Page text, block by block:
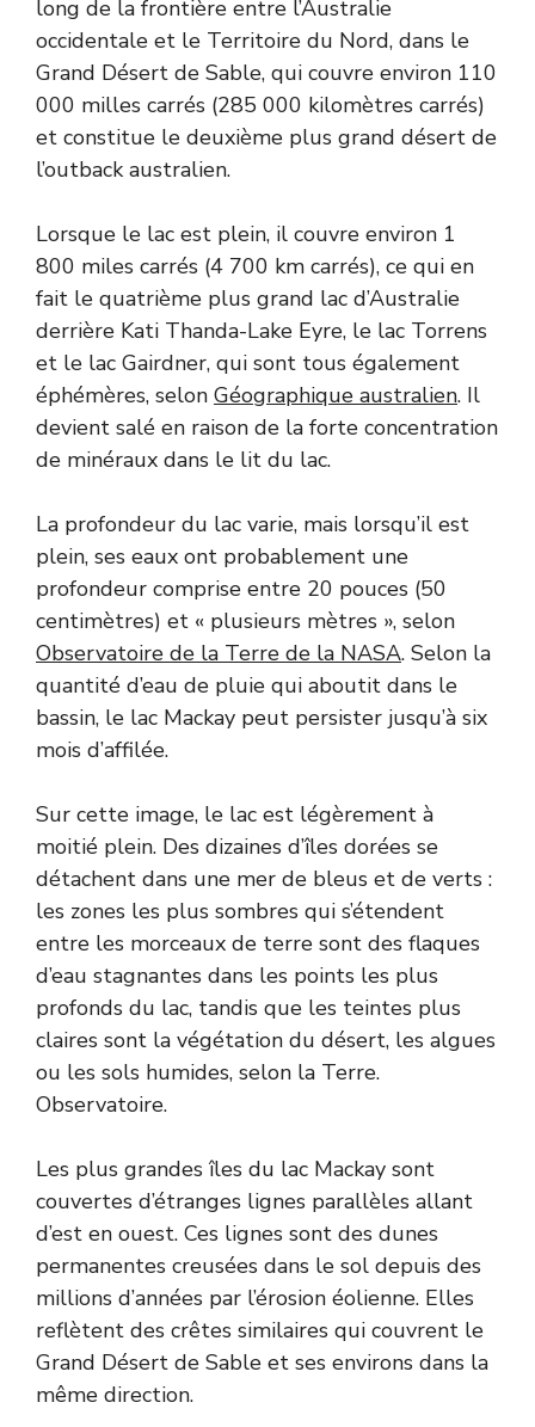
long de la frontière entre l’Australie
occidentale et le Territoire du Nord, dans le
Grand Désert de Sable, qui couvre environ 110
000 milles carrés (285 000 kilomètres carrés)
et constitue le deuxième plus grand désert de
l’outback australien.
Lorsque le lac est plein, il couvre environ 1
800 miles carrés (4 700 km carrés), ce qui en
fait le quatrième plus grand lac d’Australie
derrière Kati Thanda-Lake Eyre, le lac Torrens
et le lac Gairdner, qui sont tous également
éphémères, selon Géographique australien. Il
devient salé en raison de la forte concentration
de minéraux dans le lit du lac.
La profondeur du lac varie, mais lorsqu’il est
plein, ses eaux ont probablement une
profondeur comprise entre 20 pouces (50
centimètres) et « plusieurs mètres », selon
Observatoire de la Terre de la NASA. Selon la
quantité d’eau de pluie qui aboutit dans le
bassin, le lac Mackay peut persister jusqu’à six
mois d’affilée.
Sur cette image, le lac est légèrement à
moitié plein. Des dizaines d’îles dorées se
détachent dans une mer de bleus et de verts :
les zones les plus sombres qui s’étendent
entre les morceaux de terre sont des flaques
d’eau stagnantes dans les points les plus
profonds du lac, tandis que les teintes plus
claires sont la végétation du désert, les algues
ou les sols humides, selon la Terre.
Observatoire.
Les plus grandes îles du lac Mackay sont
couvertes d’étranges lignes parallèles allant
d’est en ouest. Ces lignes sont des dunes
permanentes creusées dans le sol depuis des
millions d’années par l’érosion éolienne. Elles
reflètent des crêtes similaires qui couvrent le
Grand Désert de Sable et ses environs dans la
même direction.